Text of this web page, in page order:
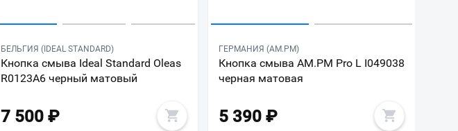
БЕЛЬГИЯ (IDEAL STANDARD)
Кнопка смыва Ideal Standard Oleas
R0123A6 черный матовый
7 500 ₽
ГЕРМАНИЯ (AM.PM)
Кнопка смыва AM.PM Pro L I049038
черная матовая
5 390 ₽